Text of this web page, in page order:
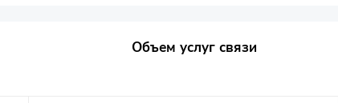
Объем услуг связи